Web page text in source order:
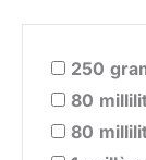
250
80
80